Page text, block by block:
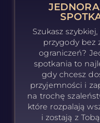
Szukasz
przygody bez
ograniczeń?
spotkania to
gdy chcesz
przyjemności i
na trochę
które rozpalają
i zostają z